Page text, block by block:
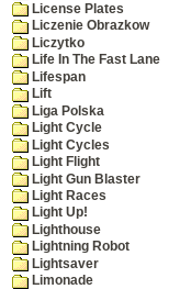
License Plates
Liczenie Obrazkow
Liczytko
Life In The Fast Lane
Lifespan
Lift
Liga Polska
Light Cycle
Light Cycles
Light Flight
Light Gun Blaster
Light Races
Light Up!
Lighthouse
Lightning Robot
Lightsaver
Limonade